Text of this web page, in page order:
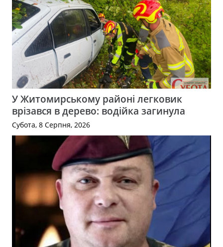
У Житомирському районі легковик
врізався в дерево: водійка загинула
Субота, 8 Серпня, 2026